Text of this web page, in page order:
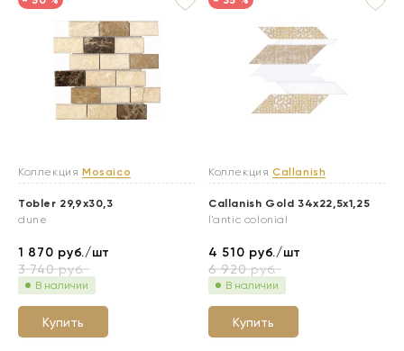
Коллекция Mosaico
Tobler 29,9x30,3
dune
1 870 руб./шт
3 740руб.
В наличии
Купить
Коллекция Callanish
Callanish Gold 34x22,5x1,25
l'antic colonial
4 510 руб./шт
6 920руб.
В наличии
Купить